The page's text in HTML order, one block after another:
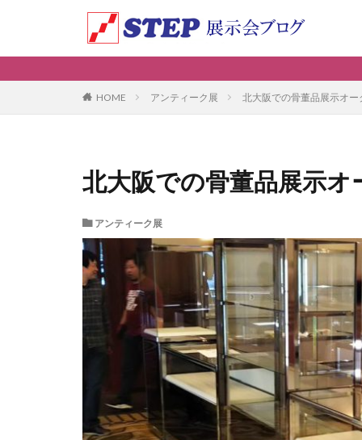
HOME アンティーク展 北大阪での骨董品展示オー
北大阪での骨董品展示オ
アンティーク展